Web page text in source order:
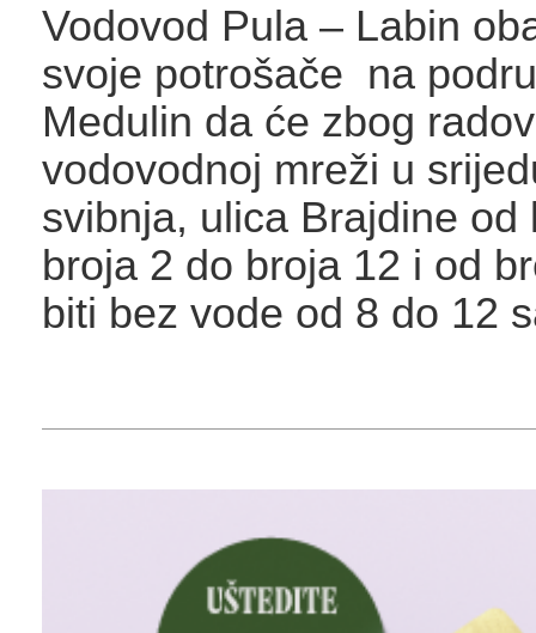
Vodovod Pula – Labin
svoje potrošače na
Medulin da će zbog
vodovodnoj mreži u
svibnja, ulica Brajdine od
broja 2 do broja 12 i od
biti bez vode od 8 do 12